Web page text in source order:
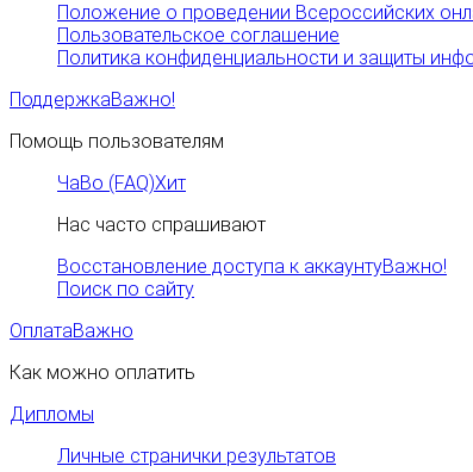
Положение о проведении Всероссийских
Пользовательское соглашение
Политика конфиденциальности и защиты
ПоддержкаВажно!
Помощь пользователям
ЧаВо (FAQ)Хит
Нас часто спрашивают
Восстановление доступа к аккаунтуВажно!
Поиск по сайту
ОплатаВажно
Как можно оплатить
Дипломы
Личные странички результатов